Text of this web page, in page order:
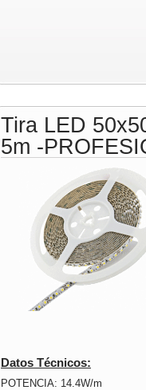
Tira LED
5m -
Datos Técnicos:
POTENCIA: 14.4W/m